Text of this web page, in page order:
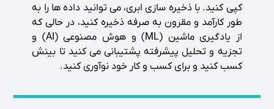
کپی کنید. با ذخیره سازی ابری، می توانید داده ها را به
طور کارآمد و مقرون به صرفه ذخیره کنید، در حالی که
از یادگیری ماشین (ML) و هوش مصنوعی (AI) و
تجزیه و تحلیل پیشرفته پشتیبانی می کنید تا بینش
کسب کنید و برای کسب و کار خود نوآوری کنید.